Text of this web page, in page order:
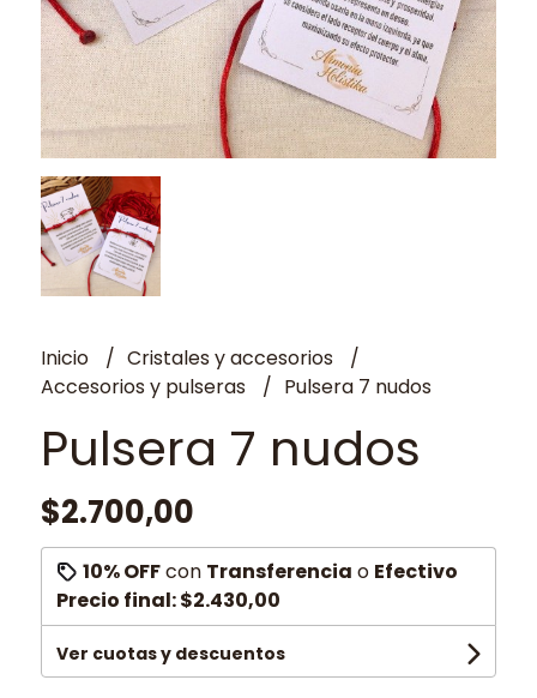
Inicio
Cristales y accesorios
Accesorios y pulseras
Pulsera 7 nudos
Pulsera 7 nudos
$2.700,00
10% OFFcon Transferencia o Efectivo
Precio final:$2.430,00
Ver cuotas y descuentos